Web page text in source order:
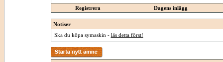
Registrera Dagens inlägg
Notiser
Ska du köpa symaskin - läs detta först!